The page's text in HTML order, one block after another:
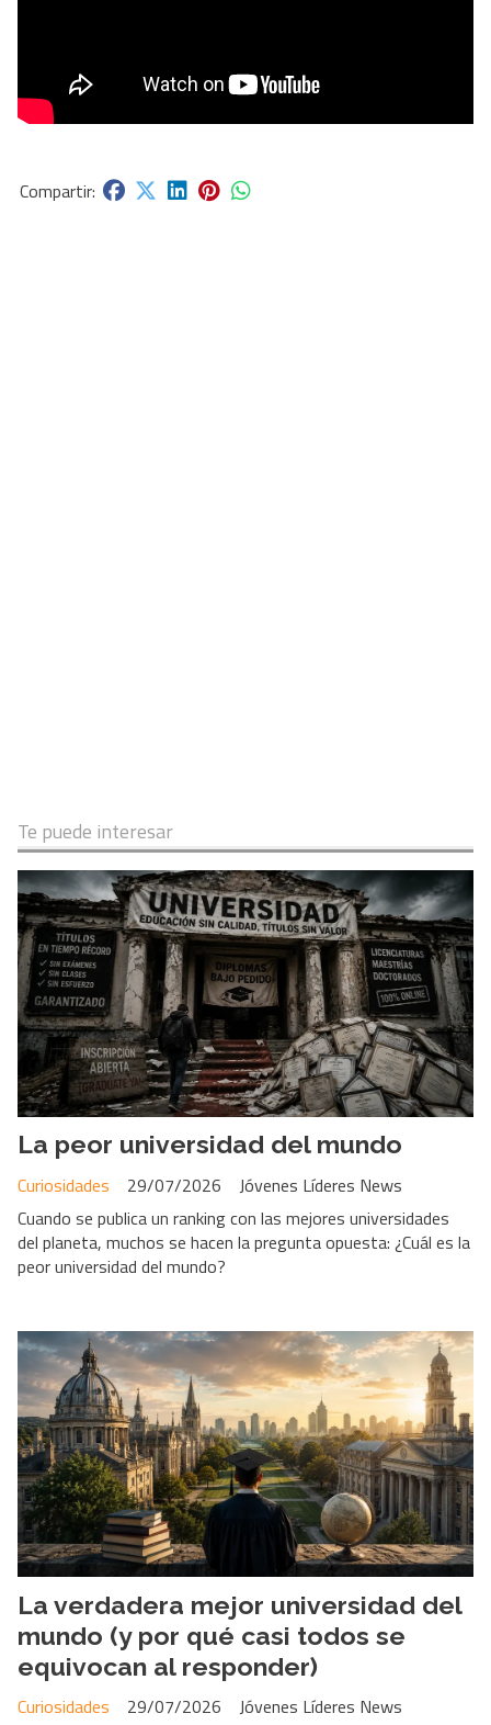
Te puede interesar
La peor universidad del mundo
Jóvenes Líderes News
Curiosidades
29/07/2026
Cuando se publica un ranking con las mejores universidades
del planeta, muchos se hacen la pregunta opuesta: ¿Cuál es la
peor universidad del mundo?
La verdadera mejor universidad del
mundo (y por qué casi todos se
equivocan al responder)
Jóvenes Líderes News
Curiosidades
29/07/2026